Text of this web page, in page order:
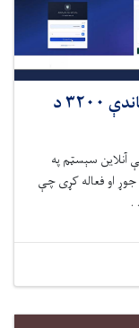
د معاملاتو په آنلاین سېسټم کې څه ‌باندې ۳۲۰۰ د
آنلاین سېسټم په
جوړ او فعاله کړیچې